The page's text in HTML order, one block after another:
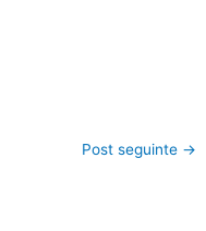
Post seguinte →